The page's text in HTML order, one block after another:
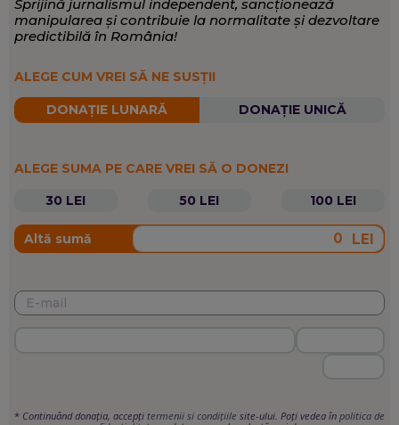
Sprijină jurnalismul independent, sancționează
manipularea și contribuie la normalitate și dezvoltare
predictibilă în România!
ALEGE CUM VREI SĂ NE SUSȚII
DONAȚIE LUNARĂ DONAȚIE UNICĂ
ALEGE SUMA PE CARE VREI SĂ O DONEZI
30 LEI
50 LEI 100 LEI
Altă sumă LEI
* Continuând donația, accepți termenii si condițiile site-ului. Poți vedea în politica de